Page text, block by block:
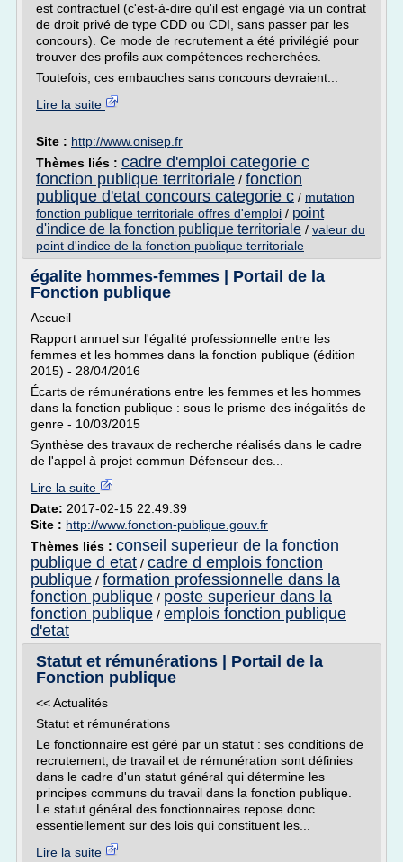
est contractuel (c'est-à-dire qu'il est engagé via un contrat
de droit privé de type CDD ou CDI, sans passer par les
concours). Ce mode de recrutement a été privilégié pour
trouver des profils aux compétences recherchées.
Toutefois, ces embauches sans concours devraient...
Lire la suite
Site : http://www.onisep.fr
Thèmes liés : cadre d'emploi categorie c
fonction publique territoriale / fonction
publique d'etat concours categorie c / mutation
fonction publique territoriale offres d'emploi / point
d'indice de la fonction publique territoriale / valeur du
point d'indice de la fonction publique territoriale
égalite hommes-femmes | Portail de la
Fonction publique
Accueil
Rapport annuel sur l'égalité professionnelle entre les
femmes et les hommes dans la fonction publique (édition
2015) - 28/04/2016
Écarts de rémunérations entre les femmes et les hommes
dans la fonction publique : sous le prisme des inégalités de
genre - 10/03/2015
Synthèse des travaux de recherche réalisés dans le cadre
de l'appel à projet commun Défenseur des...
Lire la suite
Date: 2017-02-15 22:49:39
Site : http://www.fonction-publique.gouv.fr
Thèmes liés : conseil superieur de la fonction
publique d etat / cadre d emplois fonction
publique / formation professionnelle dans la
fonction publique / poste superieur dans la
fonction publique / emplois fonction publique
d'etat
Statut et rémunérations | Portail de la
Fonction publique
<< Actualités
Statut et rémunérations
Le fonctionnaire est géré par un statut : ses conditions de
recrutement, de travail et de rémunération sont définies
dans le cadre d'un statut général qui détermine les
principes communs du travail dans la fonction publique.
Le statut général des fonctionnaires repose donc
essentiellement sur des lois qui constituent les...
Lire la suite